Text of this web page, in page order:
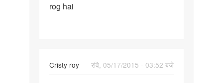
kuch
rog hai
Cristy roy
रवि, 05/17/2015 - 03:52 बजे